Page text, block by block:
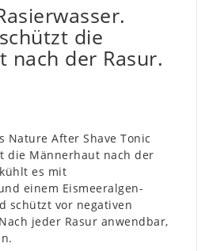
die
nach der Rasur.
Nature After Shave Tonic
die Männerhaut nach der
es mit
einem Eismeeralgen-
schützt vor negativen
jeder Rasur anwendbar,